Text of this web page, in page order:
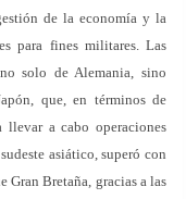
de la economía y la
para fines militares. Las
solo de Alemania, sino
que, en términos de
llevar a cabo operaciones
asiático, superó con
Gran Bretaña, gracias a las